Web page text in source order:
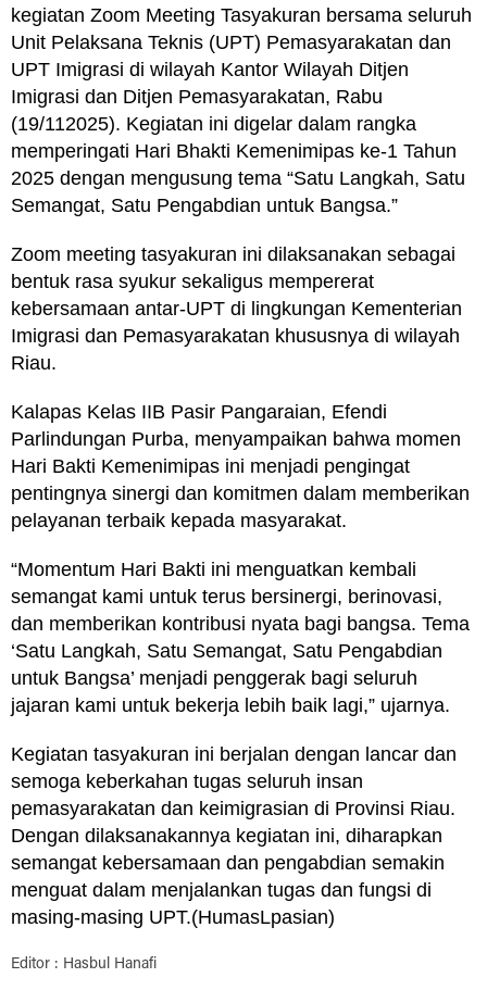
kegiatan Zoom Meeting Tasyakuran bersama seluruh
Unit Pelaksana Teknis (UPT) Pemasyarakatan dan
UPT Imigrasi di wilayah Kantor Wilayah Ditjen
Imigrasi dan Ditjen Pemasyarakatan, Rabu
(19/112025). Kegiatan ini digelar dalam rangka
memperingati Hari Bhakti Kemenimipas ke-1 Tahun
2025 dengan mengusung tema “Satu Langkah, Satu
Semangat, Satu Pengabdian untuk Bangsa.”
Zoom meeting tasyakuran ini dilaksanakan sebagai
bentuk rasa syukur sekaligus mempererat
kebersamaan antar-UPT di lingkungan Kementerian
Imigrasi dan Pemasyarakatan khususnya di wilayah
Riau.
Kalapas Kelas IIB Pasir Pangaraian, Efendi
Parlindungan Purba, menyampaikan bahwa momen
Hari Bakti Kemenimipas ini menjadi pengingat
pentingnya sinergi dan komitmen dalam memberikan
pelayanan terbaik kepada masyarakat.
“Momentum Hari Bakti ini menguatkan kembali
semangat kami untuk terus bersinergi, berinovasi,
dan memberikan kontribusi nyata bagi bangsa. Tema
‘Satu Langkah, Satu Semangat, Satu Pengabdian
untuk Bangsa’ menjadi penggerak bagi seluruh
jajaran kami untuk bekerja lebih baik lagi,” ujarnya.
Kegiatan tasyakuran ini berjalan dengan lancar dan
semoga keberkahan tugas seluruh insan
pemasyarakatan dan keimigrasian di Provinsi Riau.
Dengan dilaksanakannya kegiatan ini, diharapkan
semangat kebersamaan dan pengabdian semakin
menguat dalam menjalankan tugas dan fungsi di
masing-masing UPT.(HumasLpasian)
Editor : Hasbul Hanafi